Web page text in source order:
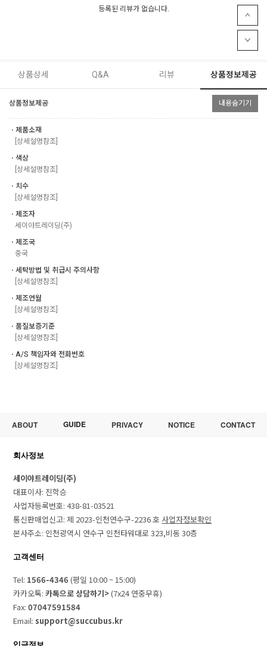
등록된 리뷰가 없습니다.
상품상세 Q&A 리뷰 상품정보제공
상품정보제공 내용숨기기
ㆍ제품소재
[상세설명참조]
ㆍ색상
[상세설명참조]
ㆍ치수
[상세설명참조]
ㆍ제조자
세이야트레이딩(주)
ㆍ제조국
중국
ㆍ세탁방법 및 취급시 주의사항
[상세설명참조]
ㆍ제조연월
[상세설명참조]
ㆍ품질보증기준
[상세설명참조]
ㆍA/S 책임자와 전화번호
[상세설명참조]
ABOUT GUIDE PRIVACY NOTICE CONTACT
회사정보
세이야트레이딩(주)
대표이사: 진학승
사업자등록번호: 438-81-03521
통신판매업신고: 제 2023-인천연수구-2236 호 사업자정보확인
본사주소: 인천광역시 연수구 인천타워대로 323,비동 30층
고객센터
Tel: 1566-4346 (평일 10:00 ~ 15:00)
카카오톡:카톡으로 상담하기>(7x24 연중무휴)
Fax:07047591584
Email:support@succubus.kr